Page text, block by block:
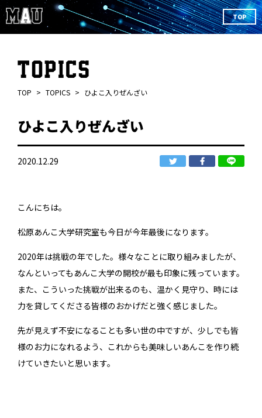
TOP
TOP TOPICS ひよこ入りぜんざい
ひよこ入りぜんざい
2020.12.29
こんにちは。
松原あんこ大学研究室も今日が今年最後になります。
2020年は挑戦の年でした。様々なことに取り組みましたが、
なんといってもあんこ大学の開校が最も印象に残っています。
また、こういった挑戦が出来るのも、温かく見守り、時には
力を貸してくださる皆様のおかげだと強く感じました。
先が見えず不安になることも多い世の中ですが、少しでも皆
様のお力になれるよう、これからも美味しいあんこを作り続
けていきたいと思います。